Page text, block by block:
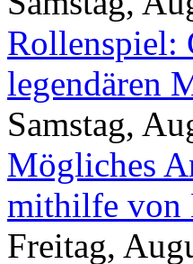
Rollenspiel:
legendären
Samstag,
Mögliches
mithilfe von
Freitag,